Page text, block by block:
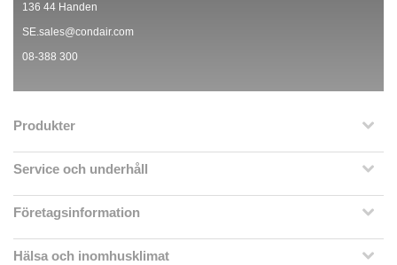
136 44 Handen
SE.sales@condair.com
08-388 300
Produkter
Service och underhåll
Företagsinformation
Hälsa och inomhusklimat